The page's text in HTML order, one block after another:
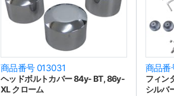
商品番号 013031
ヘッドボルトカバー 84y- BT, 86y-
XL クローム
商品
フィン
シルバ